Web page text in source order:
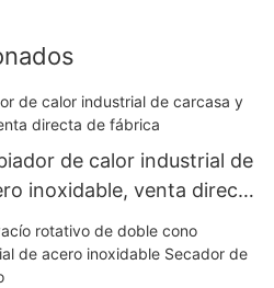
de calor industrial de
inoxidable, venta directa